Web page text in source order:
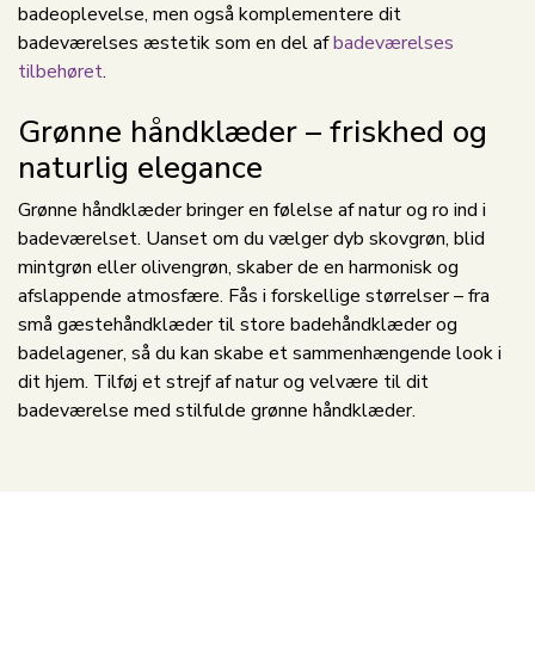
badeoplevelse, men også komplementere dit
badeværelses æstetik som en del afbadeværelses
tilbehøret.
Grønne håndklæder – friskhed og
naturlig elegance
Grønne håndklæder bringer en følelse af natur og ro ind i
badeværelset. Uanset om du vælger dyb skovgrøn, blid
mintgrøn eller olivengrøn, skaber de en harmonisk og
afslappende atmosfære. Fås i forskellige størrelser – fra
små gæstehåndklæder til store badehåndklæder og
badelagener, så du kan skabe et sammenhængende look i
dit hjem. Tilføj et strejf af natur og velvære til dit
badeværelse med stilfulde grønne håndklæder.